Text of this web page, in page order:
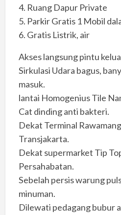
4. Ruang Dapur Private
5. Parkir Gratis 1 Mobil
6. Gratis Listrik, air
Akses langsung pintu
Sirkulasi Udara bagus,
masuk.
lantai Homogenius Tile
Cat dinding anti bakteri.
Dekat Terminal
Transjakarta.
Dekat supermarket Tip
Persahabatan.
Sebelah persis warung
minuman.
Dilewati pedagang bubur